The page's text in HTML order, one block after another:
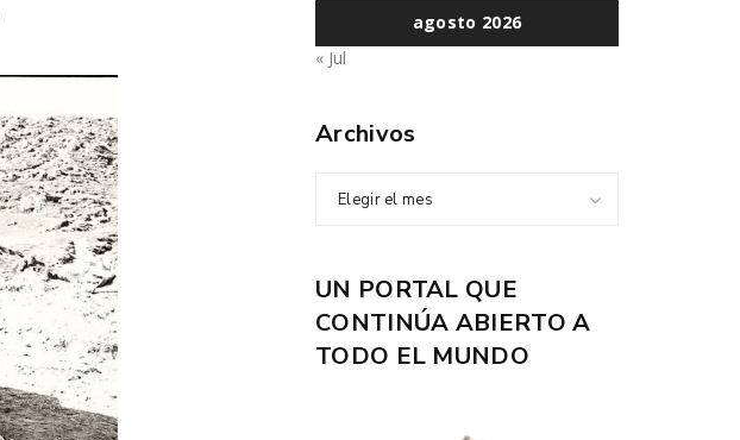
agosto 2026
« Jul
Archivos
Elegir el mes
UN PORTAL QUE
CONTINÚA ABIERTO A
TODO EL MUNDO